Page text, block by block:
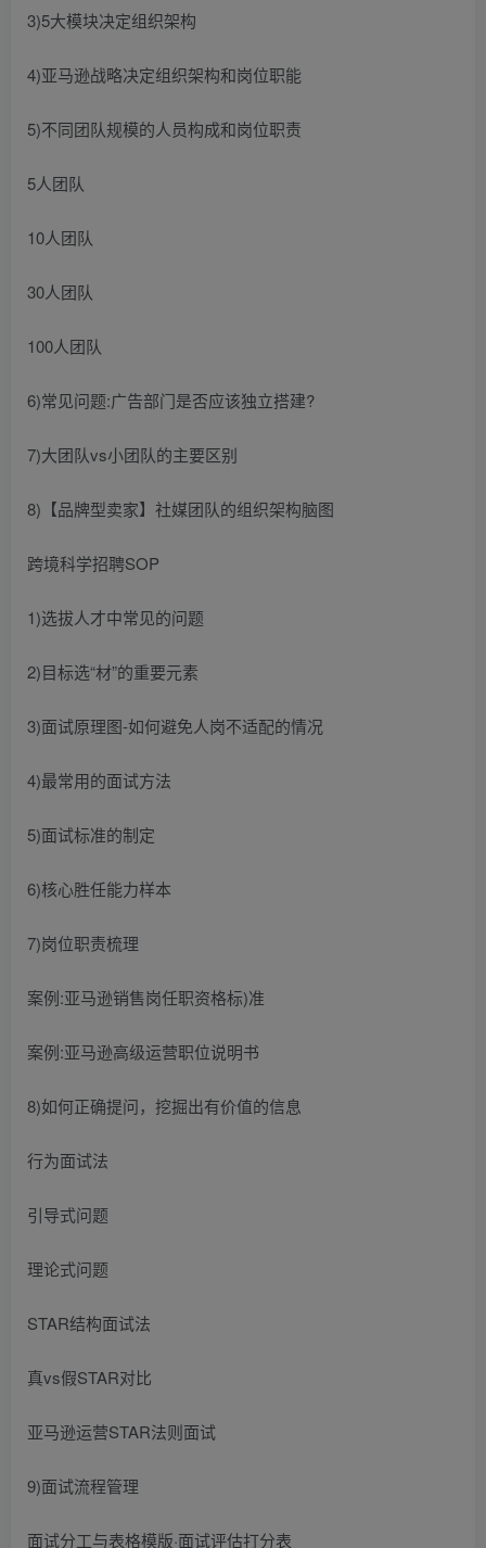
3)5大模块决定组织架构
4)亚马逊战略决定组织架构和岗位职能
5)不同团队规模的人员构成和岗位职责
5人团队
10人团队
30人团队
100人团队
6)常见问题:广告部门是否应该独立搭建?
7)大团队vs小团队的主要区别
8)【品牌型卖家】社媒团队的组织架构脑图
跨境科学招聘SOP
1)选拔人才中常见的问题
2)目标选“材”的重要元素
3)面试原理图-如何避免人岗不适配的情况
4)最常用的面试方法
5)面试标准的制定
6)核心胜任能力样本
7)岗位职责梳理
案例:亚马逊销售岗任职资格标)准
案例:亚马逊高级运营职位说明书
8)如何正确提问，挖掘出有价值的信息
行为面试法
引导式问题
理论式问题
STAR结构面试法
真vs假STAR对比
亚马逊运营STAR法则面试
9)面试流程管理
面试分工与表格模版·面试评估打分表